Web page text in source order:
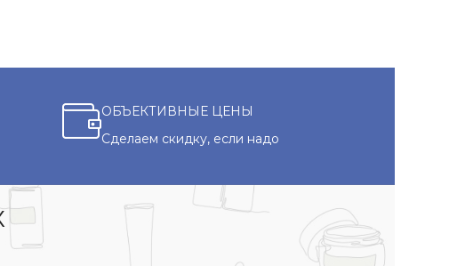
ОБЪЕКТИВНЫЕ ЦЕНЫ
Сделаем скидку, если надо